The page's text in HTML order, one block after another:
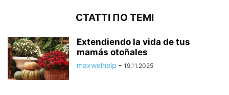
СТАТТІ ПО ТЕМІ
Extendiendo la vida de tus
mamás otoñales
maxwelhelp - 19.11.2025